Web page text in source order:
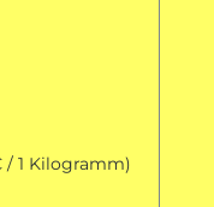
/ 1 Kilogramm)